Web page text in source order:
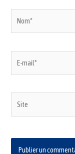
mail*